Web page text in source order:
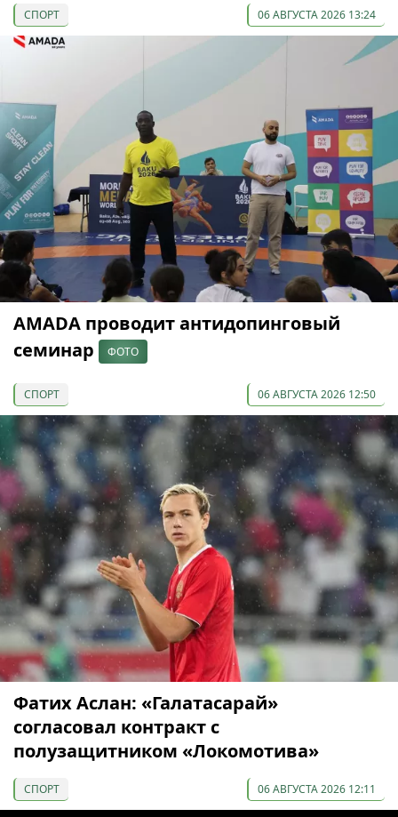
СПОРТ 06 АВГУСТА 2026 13:24
AMADA проводит антидопинговый
семинар
ФОТО
СПОРТ 06 АВГУСТА 2026 12:50
Фатих Аслан: «Галатасарай»
согласовал контракт с
полузащитником «Локомотива»
СПОРТ 06 АВГУСТА 2026 12:11